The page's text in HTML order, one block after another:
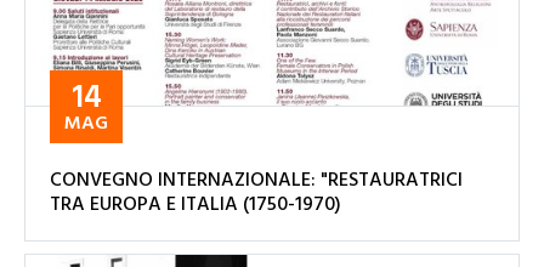
14
MAG
CONVEGNO INTERNAZIONALE: "RESTAURATRICI
TRA EUROPA E ITALIA (1750-1970)